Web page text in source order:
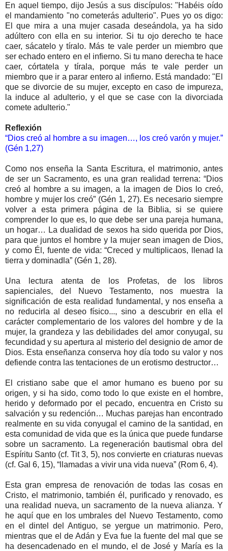
En aquel tiempo, dijo Jesús a sus discípulos: "Habéis oído
el mandamiento "no cometerás adulterio". Pues yo os digo:
El que mira a una mujer casada deseándola, ya ha sido
adúltero con ella en su interior. Si tu ojo derecho te hace
caer, sácatelo y tíralo. Más te vale perder un miembro que
ser echado entero en el infierno. Si tu mano derecha te hace
caer, córtatela y tírala, porque más te vale perder un
miembro que ir a parar entero al infierno. Está mandado: "El
que se divorcie de su mujer, excepto en caso de impureza,
la induce al adulterio, y el que se case con la divorciada
comete adulterio."
Reflexión
“Dios creó al hombre a su imagen…, los creó varón y mujer.”
(Gén 1,27)
Como nos enseña la Santa Escritura, el matrimonio, antes
de ser un Sacramento, es una gran realidad terrena: “Dios
creó al hombre a su imagen, a la imagen de Dios lo creó,
hombre y mujer los creó” (Gén 1, 27). Es necesario siempre
volver a esta primera página de la Biblia, si se quiere
comprender lo que es, lo que debe ser una pareja humana,
un hogar… La dualidad de sexos ha sido querida por Dios,
para que juntos el hombre y la mujer sean imagen de Dios,
y como Él, fuente de vida: “Creced y multiplicaos, llenad la
tierra y dominadla” (Gén 1, 28).
Una lectura atenta de los Profetas, de los libros
sapienciales, del Nuevo Testamento, nos muestra la
significación de esta realidad fundamental, y nos enseña a
no reducirla al deseo físico..., sino a descubrir en ella el
carácter complementario de los valores del hombre y de la
mujer, la grandeza y las debilidades del amor conyugal, su
fecundidad y su apertura al misterio del designio de amor de
Dios. Esta enseñanza conserva hoy día todo su valor y nos
defiende contra las tentaciones de un erotismo destructor…
El cristiano sabe que el amor humano es bueno por su
origen, y si ha sido, como todo lo que existe en el hombre,
herido y deformado por el pecado, encuentra en Cristo su
salvación y su redención… Muchas parejas han encontrado
realmente en su vida conyugal el camino de la santidad, en
esta comunidad de vida que es la única que puede fundarse
sobre un sacramento. La regeneración bautismal obra del
Espíritu Santo (cf. Tit 3, 5), nos convierte en criaturas nuevas
(cf. Gal 6, 15), “llamadas a vivir una vida nueva” (Rom 6, 4).
Esta gran empresa de renovación de todas las cosas en
Cristo, el matrimonio, también él, purificado y renovado, es
una realidad nueva, un sacramento de la nueva alianza. Y
he aquí que en los umbrales del Nuevo Testamento, como
en el dintel del Antiguo, se yergue un matrimonio. Pero,
mientras que el de Adán y Eva fue la fuente del mal que se
ha desencadenado en el mundo, el de José y María es la